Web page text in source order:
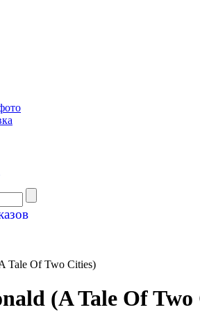
Tale Of Two Cities)
(A Tale Of Two